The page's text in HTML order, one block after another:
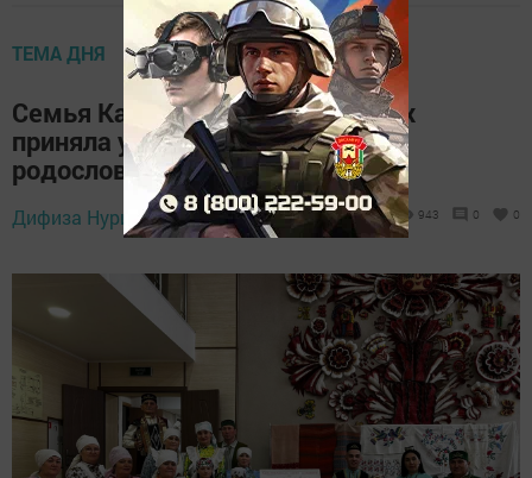
ТЕМА ДНЯ
Семья Камаловых-Гильфановых
приняла участие в фестивале
родословной в Менделеевске
Дифиза Нуриева, 5 апреля 2024 - 15:33 943 0 0